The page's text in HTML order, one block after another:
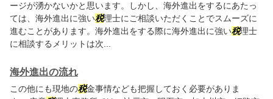
ージが湧かないかと思います。しかし、海外進出をするにあたっ
ては、海外進出に強い税理士にご相談いただくことでスムーズに
進むことがあります。海外進出をする際に海外進出に強い税理士
に相談するメリットは次...
海外進出の流れ
この他にも現地の税金事情なども把握しておく必要がありま